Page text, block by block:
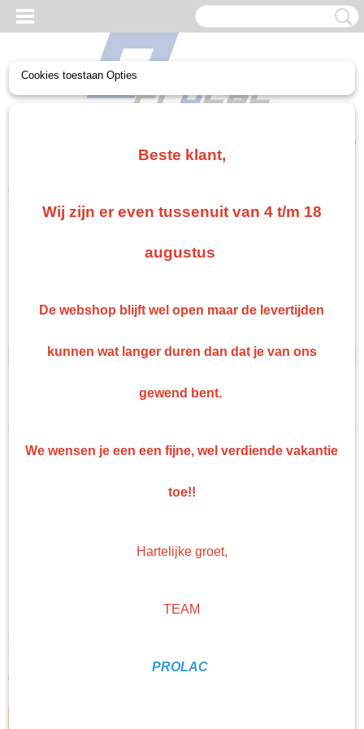
(0)
Home
Verharders 2K Roberlo
Ontvetters
Hittebestendige Lak
€ 30,92
Cookies toestaan Opties
Beste klant,
Wij zijn er even tussenuit van 4 t/m 18
augustus
De webshop blijft wel open maar de levertijden
kunnen wat langer duren dan dat je van ons
gewend bent.
We wensen je een een fijne, wel verdiende vakantie
toe!!
Hartelijke groet,
TEAM
PROLAC